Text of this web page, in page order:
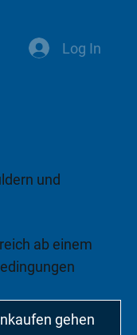
und
ab einem
Log In
gehen